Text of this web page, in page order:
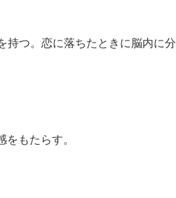
持つ。恋に落ちたときに脳内に分
もたらす。